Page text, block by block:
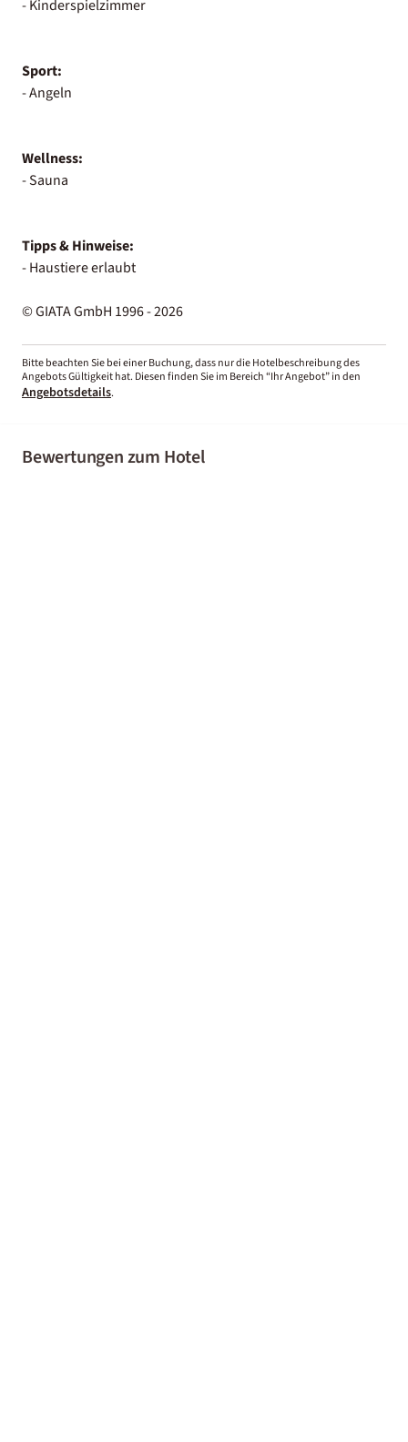
- Kinderspielzimmer
Sport:
- Angeln
Wellness:
- Sauna
Tipps & Hinweise:
- Haustiere erlaubt
© GIATA GmbH 1996 - 2026
Bitte beachten Sie bei einer Buchung, dass nur die Hotelbeschreibung des
Angebots Gültigkeit hat. Diesen finden Sie im Bereich “Ihr Angebot” in den
Angebotsdetails.
Bewertungen zum Hotel